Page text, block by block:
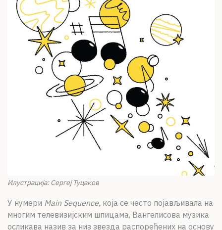
Илустрација: Сергеј Туцаков
У нумери Main Sequence, која се често појављивала на
многим телевизијским шпицама, Вангелисова музика
осликава назив за низ звезда распоређених на основу